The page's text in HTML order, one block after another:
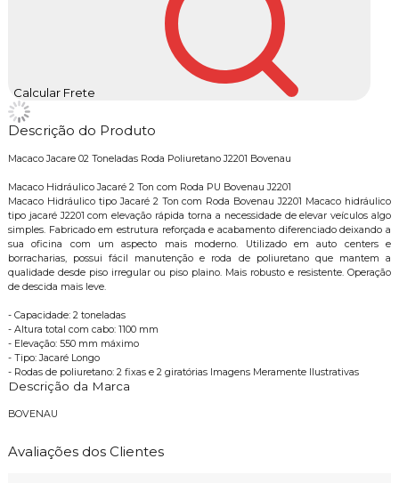
Calcular Frete
Descrição do Produto
Macaco Jacare 02 Toneladas Roda Poliuretano J2201 Bovenau
Macaco Hidráulico Jacaré 2 Ton com Roda PU Bovenau J2201
Macaco Hidráulico tipo Jacaré 2 Ton com Roda Bovenau J2201 Macaco hidráulico
tipo jacaré J2201 com elevação rápida torna a necessidade de elevar veículos algo
simples. Fabricado em estrutura reforçada e acabamento diferenciado deixando a
sua oficina com um aspecto mais moderno. Utilizado em auto centers e
borracharias, possui fácil manutenção e roda de poliuretano que mantem a
qualidade desde piso irregular ou piso plaino. Mais robusto e resistente. Operação
de descida mais leve.
- Capacidade: 2 toneladas
- Altura total com cabo: 1100 mm
- Elevação: 550 mm máximo
- Tipo: Jacaré Longo
- Rodas de poliuretano: 2 fixas e 2 giratórias Imagens Meramente Ilustrativas
Descrição da Marca
BOVENAU
Avaliações dos Clientes